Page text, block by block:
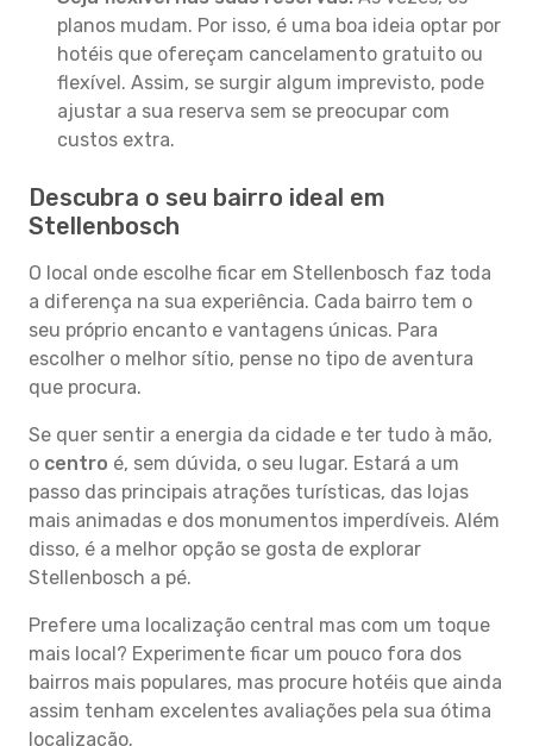
planos mudam. Por isso, é uma boa ideia optar por
hotéis que ofereçam cancelamento gratuito ou
flexível. Assim, se surgir algum imprevisto, pode
ajustar a sua reserva sem se preocupar com
custos extra.
Descubra o seu bairro ideal em
Stellenbosch
O local onde escolhe ficar em Stellenbosch faz toda
a diferença na sua experiência. Cada bairro tem o
seu próprio encanto e vantagens únicas. Para
escolher o melhor sítio, pense no tipo de aventura
que procura.
Se quer sentir a energia da cidade e ter tudo à mão,
o centro é, sem dúvida, o seu lugar. Estará a um
passo das principais atrações turísticas, das lojas
mais animadas e dos monumentos imperdíveis. Além
disso, é a melhor opção se gosta de explorar
Stellenbosch a pé.
Prefere uma localização central mas com um toque
mais local? Experimente ficar um pouco fora dos
bairros mais populares, mas procure hotéis que ainda
assim tenham excelentes avaliações pela sua ótima
localização.